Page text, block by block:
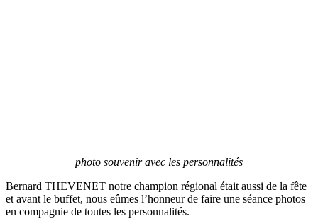
photo souvenir avec les personnalités
Bernard THEVENET notre champion régional était aussi de la fête
et avant le buffet, nous eûmes l’honneur de faire une séance photos
en compagnie de toutes les personnalités.